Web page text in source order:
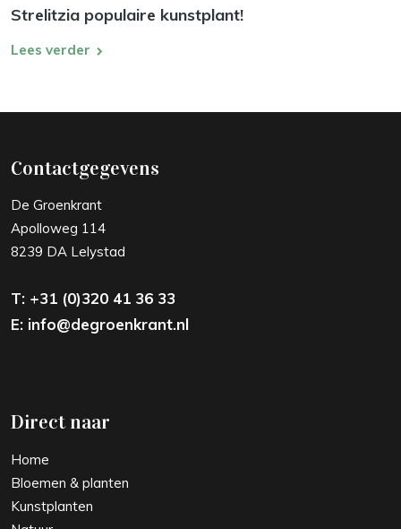
Strelitzia populaire kunstplant!
Lees verder
Contactgegevens
De Groenkrant
Apolloweg 114
8239 DA Lelystad
T: +31 (0)320 41 36 33
E: info@degroenkrant.nl
Direct naar
Home
Bloemen & planten
Kunstplanten